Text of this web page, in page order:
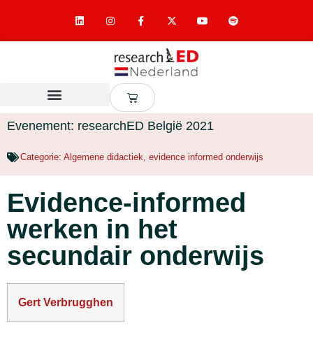
Evenement: researchED België 2021
Categorie: Algemene didactiek evidence informed onderwijs
Evidence-informed
werken in het
secundair onderwijs
Gert Verbrugghen